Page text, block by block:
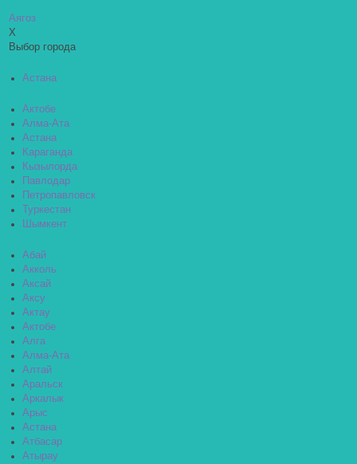
Аягоз
X
Выбор города
Астана
Актобе
Алма-Ата
Астана
Караганда
Кызылорда
Павлодар
Петропавловск
Туркестан
Шымкент
Абай
Акколь
Аксай
Аксу
Актау
Актобе
Алга
Алма-Ата
Алтай
Аральск
Аркалык
Арыс
Астана
Атбасар
Атырау